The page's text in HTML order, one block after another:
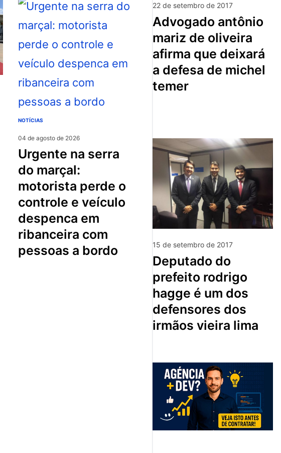
NOTÍCIAS
04 de agosto de 2026
urgente na serra
do marçal:
motorista perde o
controle e veículo
despenca em
ribanceira com
pessoas a bordo
22 de setembro de 2017
advogado antônio
mariz de oliveira
afirma que deixará
a defesa de michel
temer
15 de setembro de 2017
deputado do
prefeito rodrigo
hagge é um dos
defensores dos
irmãos vieira lima